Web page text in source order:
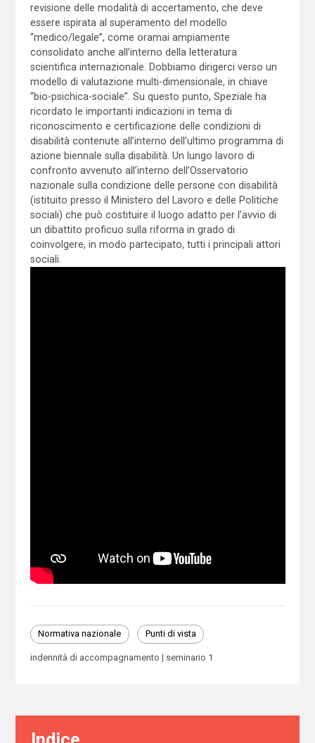
revisione delle modalità di accertamento, che deve
essere ispirata al superamento del modello
“medico/legale”, come oramai ampiamente
consolidato anche all’interno della letteratura
scientifica internazionale. Dobbiamo dirigerci verso un
modello di valutazione multi-dimensionale, in chiave
“bio-psichica-sociale”. Su questo punto, Speziale ha
ricordato le importanti indicazioni in tema di
riconoscimento e certificazione delle condizioni di
disabilità contenute all’interno dell’ultimo programma di
azione biennale sulla disabilità. Un lungo lavoro di
confronto avvenuto all’interno dell’Osservatorio
nazionale sulla condizione delle persone con disabilità
(istituito presso il Ministero del Lavoro e delle Politiche
sociali) che può costituire il luogo adatto per l’avvio di
un dibattito proficuo sulla riforma in grado di
coinvolgere, in modo partecipato, tutti i principali attori
sociali.
Normativa nazionale Punti di vista
indennità di accompagnamento seminario 1